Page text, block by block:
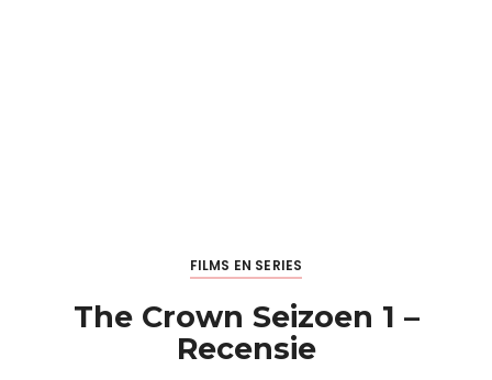
FILMS EN SERIES
The Crown Seizoen 1 –
Recensie